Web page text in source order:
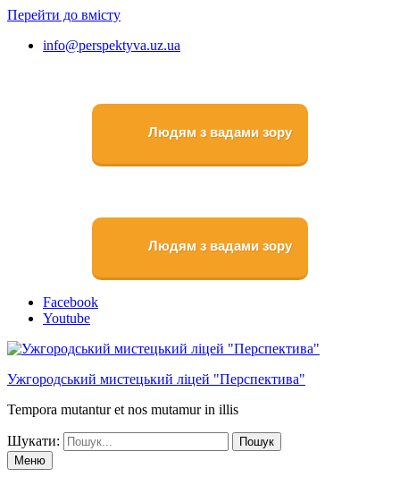
Перейти до вмісту
info@perspektyva.uz.ua
Людям з вадами зору
Людям з вадами зору
Faceboоk
Youtube
Ужгородський мистецький ліцей "Перспектива"
Tempora mutantur et nos mutamur in illis
Шукати:
Меню